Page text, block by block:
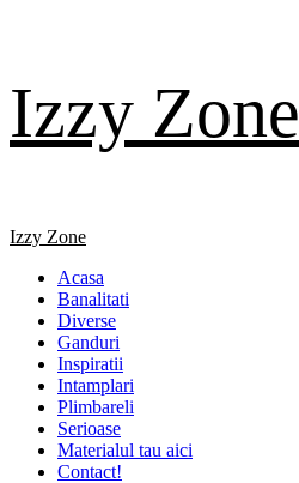
content
Izzy Zone
Primary
Izzy Zone
Acasa
Banalitati
Diverse
Ganduri
Inspiratii
Intamplari
Plimbareli
Serioase
Materialul tau aici
Contact!